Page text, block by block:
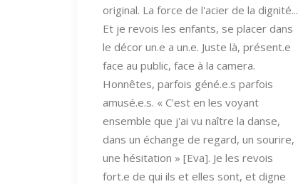
original. La force de l'acier de la dignité...
Et je revois les enfants, se placer dans
le décor un.e a un.e. Juste là, présent.e
face au public, face à la camera.
Honnêtes, parfois géné.e.s parfois
amusé.e.s. « C'est en les voyant
ensemble que j'ai vu naître la danse,
dans un échange de regard, un sourire,
une hésitation » [Eva]. Je les revois
fort.e de qui ils et elles sont, et digne